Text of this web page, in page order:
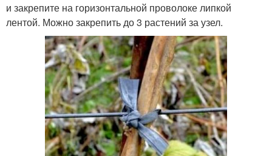
и закрепите на горизонтальной проволоке липкой
лентой. Можно закрепить до 3 растений за узел.